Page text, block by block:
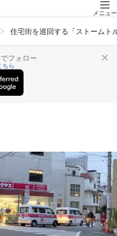
メニュー
住宅街を巡回する「ストーム
フォロー
ちら